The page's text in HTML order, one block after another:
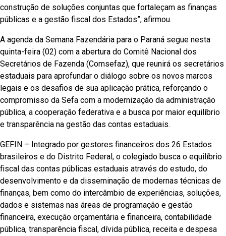
construção de soluções conjuntas que fortaleçam as finanças
públicas e a gestão fiscal dos Estados”, afirmou.
A agenda da Semana Fazendária para o Paraná segue nesta
quinta-feira (02) com a abertura do Comitê Nacional dos
Secretários de Fazenda (Comsefaz), que reunirá os secretários
estaduais para aprofundar o diálogo sobre os novos marcos
legais e os desafios de sua aplicação prática, reforçando o
compromisso da Sefa com a modernização da administração
pública, a cooperação federativa e a busca por maior equilíbrio
e transparência na gestão das contas estaduais.
GEFIN – Integrado por gestores financeiros dos 26 Estados
brasileiros e do Distrito Federal, o colegiado busca o equilíbrio
fiscal das contas públicas estaduais através do estudo, do
desenvolvimento e da disseminação de modernas técnicas de
finanças, bem como do intercâmbio de experiências, soluções,
dados e sistemas nas áreas de programação e gestão
financeira, execução orçamentária e financeira, contabilidade
pública, transparência fiscal, dívida pública, receita e despesa